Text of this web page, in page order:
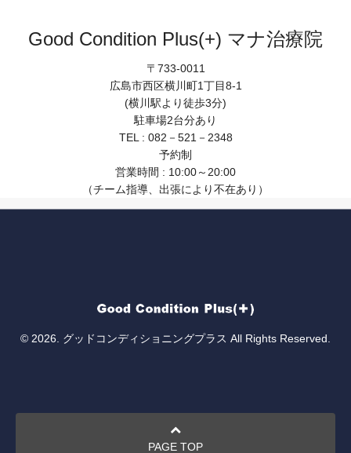
Good Condition Plus(+) マナ治療院
〒733-0011
広島市西区横川町1丁目8-1
(横川駅より徒歩3分)
駐車場2台分あり
TEL : 082－521－2348
予約制
営業時間 : 10:00～20:00
（チーム指導、出張により不在あり）
© 2026. グッドコンディショニングプラス All Rights Reserved.
PAGE TOP